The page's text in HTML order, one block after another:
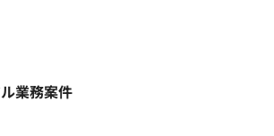
業務案件